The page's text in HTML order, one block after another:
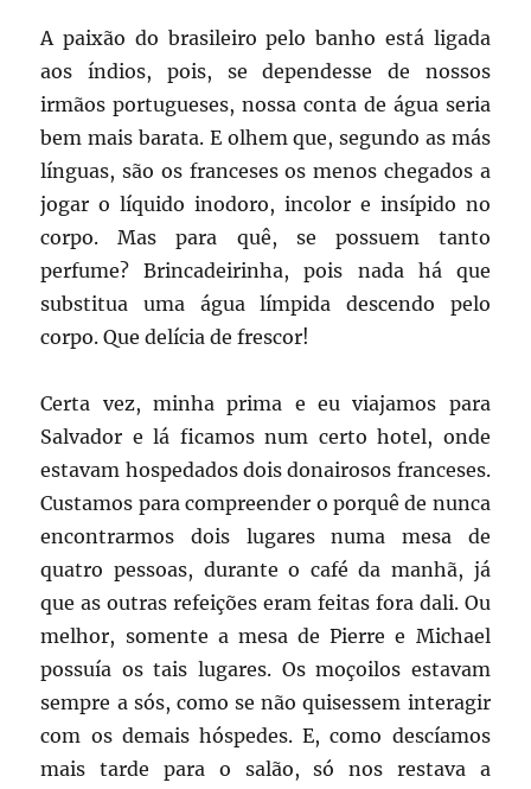
A paixão do brasileiro pelo banho está ligada
aos índios, pois, se dependesse de nossos
irmãos portugueses, nossa conta de água seria
bem mais barata. E olhem que, segundo as más
línguas, são os franceses os menos chegados a
jogar o líquido inodoro, incolor e insípido no
corpo. Mas para quê, se possuem tanto
perfume? Brincadeirinha, pois nada há que
substitua uma água límpida descendo pelo
corpo. Que delícia de frescor!
Certa vez, minha prima e eu viajamos para
Salvador e lá ficamos num certo hotel, onde
estavam hospedados dois donairosos franceses.
Custamos para compreender o porquê de nunca
encontrarmos dois lugares numa mesa de
quatro pessoas, durante o café da manhã, já
que as outras refeições eram feitas fora dali. Ou
melhor, somente a mesa de Pierre e Michael
possuía os tais lugares. Os moçoilos estavam
sempre a sós, como se não quisessem interagir
com os demais hóspedes. E, como descíamos
mais tarde para o salão, só nos restava a